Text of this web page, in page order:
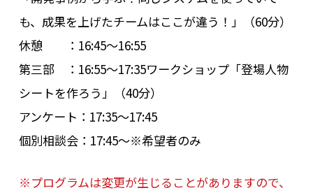
も、成果を上げたチームはここが違う！」（60分）
休憩 ：16:45～16:55
第三部 ：16:55～17:35ワークショップ「登場人物
シートを作ろう」（40分）
アンケート：17:35～17:45
個別相談会：17:45～※希望者のみ
※プログラムは変更が生じることがありますので、